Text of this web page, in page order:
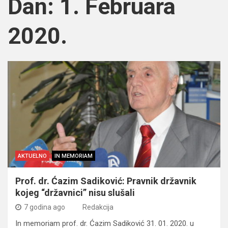
Dan: 1. Februara
2020.
AKTUELNO IN MEMORIAM
Prof. dr. Ćazim Sadiković: Pravnik državnik
kojeg “državnici” nisu slušali
7 godina ago Redakcija
In memoriam prof. dr. Ćazim Sadiković 31. 01. 2020. u